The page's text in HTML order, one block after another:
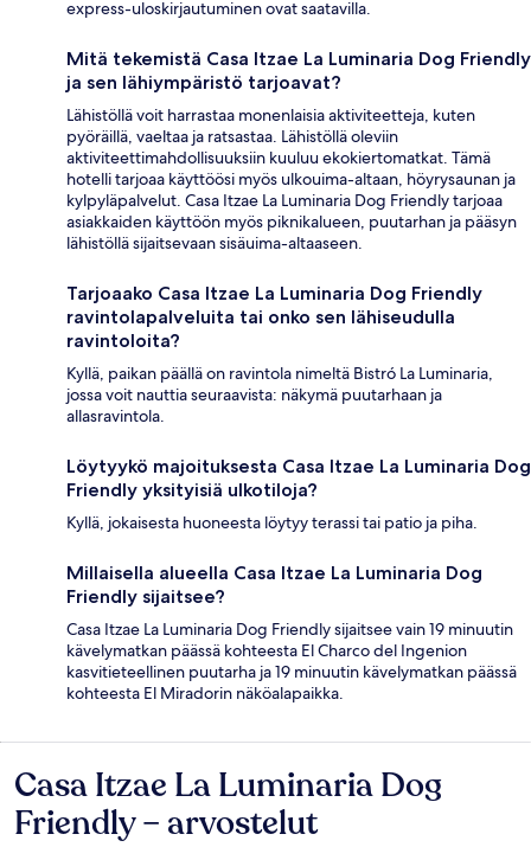
express-uloskirjautuminen ovat saatavilla.
Mitä tekemistä Casa Itzae La Luminaria Dog Friendly
ja sen lähiympäristö tarjoavat?
Lähistöllä voit harrastaa monenlaisia aktiviteetteja, kuten
pyöräillä, vaeltaa ja ratsastaa. Lähistöllä oleviin
aktiviteettimahdollisuuksiin kuuluu ekokiertomatkat. Tämä
hotelli tarjoaa käyttöösi myös ulkouima-altaan, höyrysaunan ja
kylpyläpalvelut. Casa Itzae La Luminaria Dog Friendly tarjoaa
asiakkaiden käyttöön myös piknikalueen, puutarhan ja pääsyn
lähistöllä sijaitsevaan sisäuima-altaaseen.
Tarjoaako Casa Itzae La Luminaria Dog Friendly
ravintolapalveluita tai onko sen lähiseudulla
ravintoloita?
Kyllä, paikan päällä on ravintola nimeltä Bistró La Luminaria,
jossa voit nauttia seuraavista: näkymä puutarhaan ja
allasravintola.
Löytyykö majoituksesta Casa Itzae La Luminaria Dog
Friendly yksityisiä ulkotiloja?
Kyllä, jokaisesta huoneesta löytyy terassi tai patio ja piha.
Millaisella alueella Casa Itzae La Luminaria Dog
Friendly sijaitsee?
Casa Itzae La Luminaria Dog Friendly sijaitsee vain 19 minuutin
kävelymatkan päässä kohteesta El Charco del Ingenion
kasvitieteellinen puutarha ja 19 minuutin kävelymatkan päässä
kohteesta El Miradorin näköalapaikka.
Arvostelut
Casa Itzae La Luminaria Dog
Friendly – arvostelut